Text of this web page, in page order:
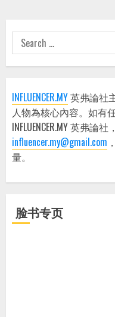
Search
for:
INFLUENCER.MY英弗論社
人物為核心內容。如有
INFLUENCER.MY 英弗
influencer.my@gmail.com
量。
脸书专页